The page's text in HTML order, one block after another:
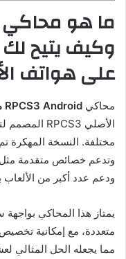
على هواتف
محاكي RPCS3 Android مهكر
وتدعم خصائص متقدمة مثل
ودعم عدد أكبر من
يمتاز هذا المحاكي
متعددة، مع إمكانية